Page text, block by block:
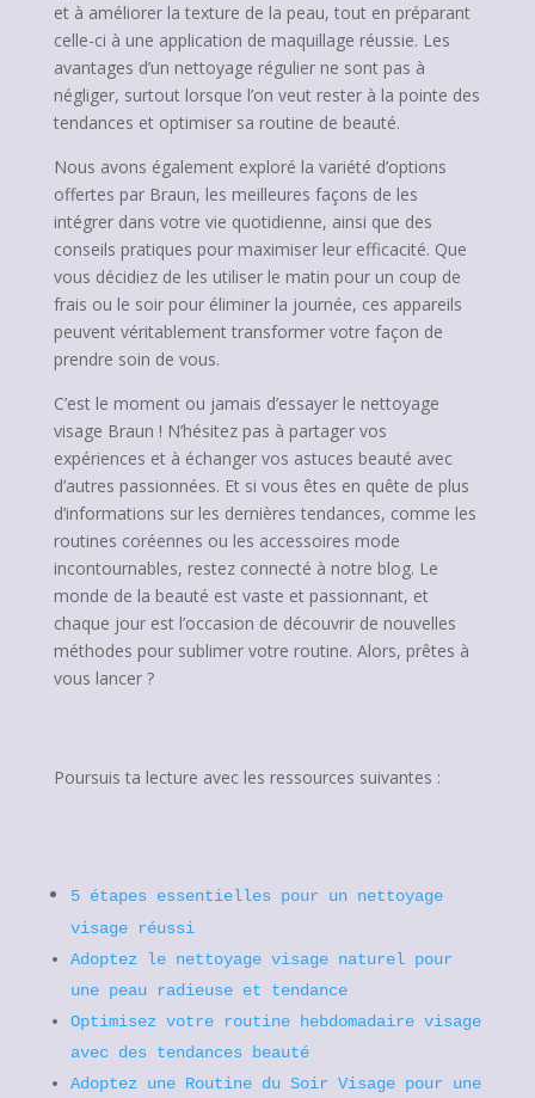
et à améliorer la texture de la peau, tout en préparant
celle-ci à une application de maquillage réussie. Les
avantages d’un nettoyage régulier ne sont pas à
négliger, surtout lorsque l’on veut rester à la pointe des
tendances et optimiser sa routine de beauté.
Nous avons également exploré la variété d’options
offertes par Braun, les meilleures façons de les
intégrer dans votre vie quotidienne, ainsi que des
conseils pratiques pour maximiser leur efficacité. Que
vous décidiez de les utiliser le matin pour un coup de
frais ou le soir pour éliminer la journée, ces appareils
peuvent véritablement transformer votre façon de
prendre soin de vous.
C’est le moment ou jamais d’essayer le nettoyage
visage Braun ! N’hésitez pas à partager vos
expériences et à échanger vos astuces beauté avec
d’autres passionnées. Et si vous êtes en quête de plus
d’informations sur les dernières tendances, comme les
routines coréennes ou les accessoires mode
incontournables, restez connecté à notre blog. Le
monde de la beauté est vaste et passionnant, et
chaque jour est l’occasion de découvrir de nouvelles
méthodes pour sublimer votre routine. Alors, prêtes à
vous lancer ?
Poursuis ta lecture avec les ressources suivantes :
5 étapes essentielles pour un nettoyage
visage réussi
Adoptez le nettoyage visage naturel pour
une peau radieuse et tendance
Optimisez votre routine hebdomadaire visage
avec des tendances beauté
Adoptez une Routine du Soir Visage pour une